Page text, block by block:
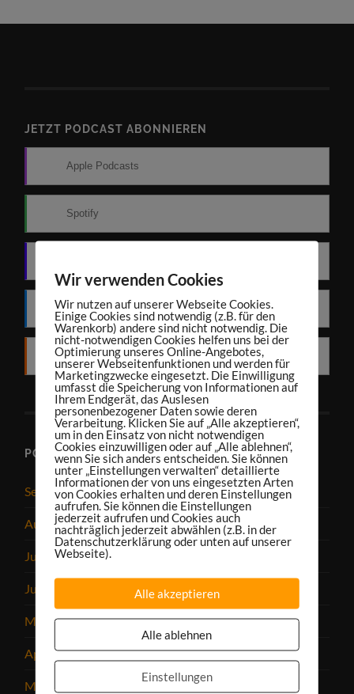
JETZT PODCAST ABONNIEREN
Apple Podcasts
Spotify
Deezer
RSS
PODCAST-ARCHIV
September 2025
August 2025
Juli 2025
Juni 2025
Mai 2025
April 2025
März 2025
Wir verwenden Cookies
Wir nutzen auf unserer Webseite Cookies.
Einige Cookies sind notwendig (z.B. für den
Warenkorb) andere sind nicht notwendig. Die
nicht-notwendigen Cookies helfen uns bei der
Optimierung unseres Online-Angebotes,
unserer Webseitenfunktionen und werden für
Marketingzwecke eingesetzt. Die Einwilligung
umfasst die Speicherung von Informationen auf
Ihrem Endgerät, das Auslesen
personenbezogener Daten sowie deren
Verarbeitung. Klicken Sie auf „Alle akzeptieren“,
um in den Einsatz von nicht notwendigen
Cookies einzuwilligen oder auf „Alle ablehnen“,
wenn Sie sich anders entscheiden. Sie können
unter „Einstellungen verwalten“ detaillierte
Informationen der von uns eingesetzten Arten
von Cookies erhalten und deren Einstellungen
aufrufen. Sie können die Einstellungen
jederzeit aufrufen und Cookies auch
nachträglich jederzeit abwählen (z.B. in der
Datenschutzerklärung oder unten auf unserer
Webseite).
Alle akzeptieren
Alle ablehnen
Einstellungen